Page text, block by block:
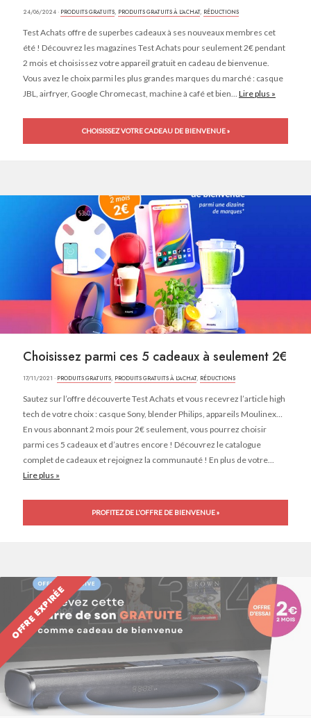
24/06/2024 · PRODUITS GRATUITS, PRODUITS GRATUITS À L'ACHAT, RÉDUCTIONS
Test Achats offre de superbes cadeaux à ses nouveaux membres cet
été ! Découvrez les magazines Test Achats pour seulement 2€ pendant
2 mois et choisissez votre appareil gratuit en cadeau de bienvenue.
Vous avez le choix parmi les plus grandes marques du marché : casque
JBL, airfryer, Google Chromecast, machine à café et bien... Lire plus »
CHOISISSEZ VOTRE CADEAU DE BIENVENUE »
Choisissez parmi ces 5 cadeaux à seulement 2€
17/11/2021 · PRODUITS GRATUITS, PRODUITS GRATUITS À L'ACHAT, RÉDUCTIONS
Sautez sur l’offre découverte Test Achats et vous recevrez l’article high
tech de votre choix : casque Sony, blender Philips, appareils Moulinex…
En vous abonnant 2 mois pour 2€ seulement, vous pourrez choisir
parmi ces 5 cadeaux et d’autres encore ! Découvrez le catalogue
complet de cadeaux et rejoignez la communauté ! En plus de votre...
Lire plus »
PROFITEZ DE L'OFFRE DE BIENVENUE »
OFFRE EXPIRÉE